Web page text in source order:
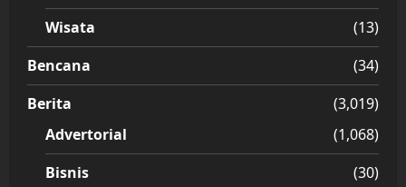
Wisata
(13)
Bencana
(34)
Berita
(3,019)
Advertorial
(1,068)
Bisnis
(30)